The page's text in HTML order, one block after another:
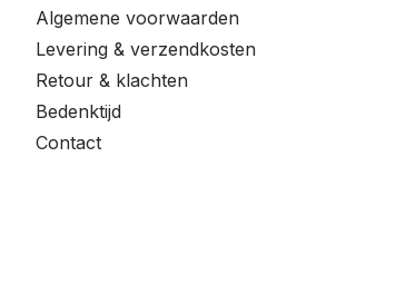
Algemene voorwaarden
Levering & verzendkosten
Retour & klachten
Bedenktijd
Contact